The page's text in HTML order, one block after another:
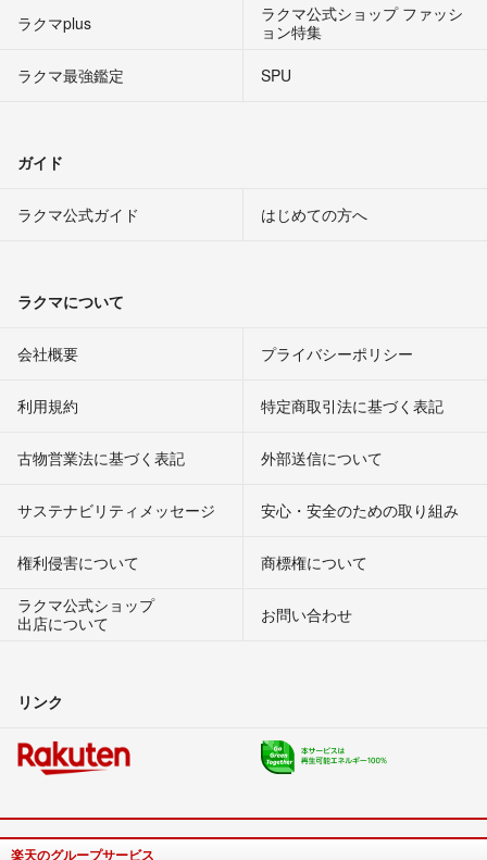
ラクマplus
ラクマ公式ショップ ファッシ
ョン特集
ラクマ最強鑑定
SPU
ガイド
ラクマ公式ガイド はじめての方へ
ラクマについて
会社概要 プライバシーポリシー
利用規約 特定商取引法に基づく表記
古物営業法に基づく表記 外部送信について
サステナビリティメッセージ 安心・安全のための取り組み
権利侵害について
商標権について
ラクマ公式ショップ
出店について
お問い合わせ
リンク
楽天のグループサービス